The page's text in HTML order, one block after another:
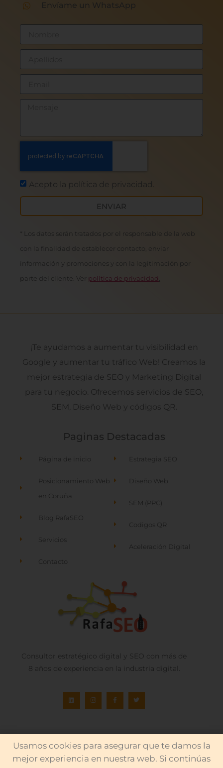
Envíame un WhatsApp
Acepto la política de privacidad.
ENVIAR
* Los datos serán tratados por el responsable de la web
con la finalidad de establecer contacto, enviar
información y promociones y con la legitimación por
parte del cliente. Ver política de privacidad
¡Te ayudamos a aumentar tu visibilidad en
Google y aumentar tu tráfico Web! Creamos la
mejor estrategia de SEO y Marketing Digital
para tu negocio. Ofrecemos servicios de SEO,
SEM, Diseño Web y códigos QR.
Paginas Destacadas
Página de inicio
Posicionamiento Web
en Coruña
Blog RafaSEO
Servicios
Contacto
Estrategia SEO
Diseño Web
SEM (PPC)
Codigos QR
Aceleración Digital
Consultor estratégico digital y SEO con más de
8 años de experiencia en la industria digital.
POLÍTICAS DE PRIVACIDAD
Usamos cookies para asegurar que te damos la
mejor experiencia en nuestra web. Si continúas